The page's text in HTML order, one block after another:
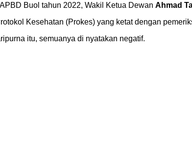
Buol tahun 2022, Wakil Ketua Dewan Ahmad
Kesehatan (Prokes) yang ketat dengan
itu, semuanya di nyatakan negatif.